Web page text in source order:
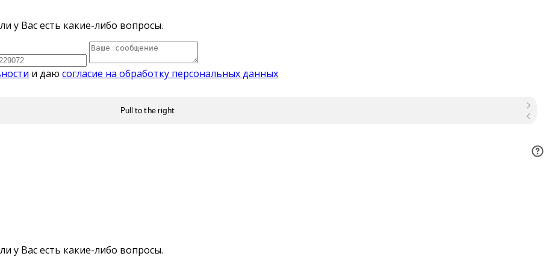
у Вас есть какие-либо вопросы.
и даю согласие на обработку персональных данных
у Вас есть какие-либо вопросы.